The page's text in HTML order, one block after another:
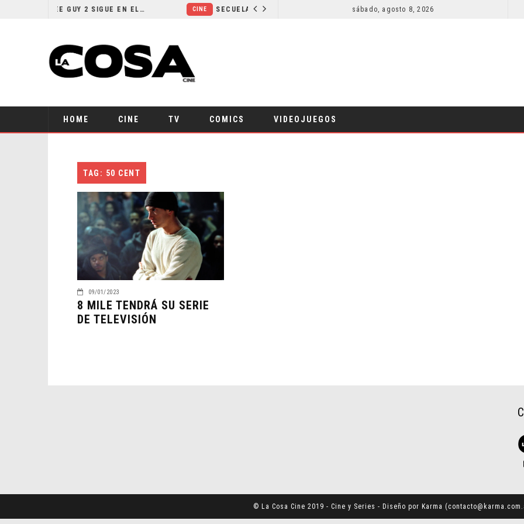
¿POR QUÉ FREE GUY 2 SIGUE EN EL LIMBO? CINE
sábado, agosto 8, 2026
HOME CINE TV COMICS VIDEOJUEGOS
TAG: 50 CENT
09/01/2023
8 MILE TENDRÁ SU SERIE
DE TELEVISIÓN
© La Cosa Cine 2019 - Cine y Series - Diseño por Karma (